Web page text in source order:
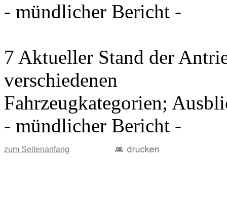
- mündlicher Bericht -
7 Aktueller Stand der
verschiedenen
Fahrzeugkategorien;
- mündlicher Bericht -
zum Seitenanfang